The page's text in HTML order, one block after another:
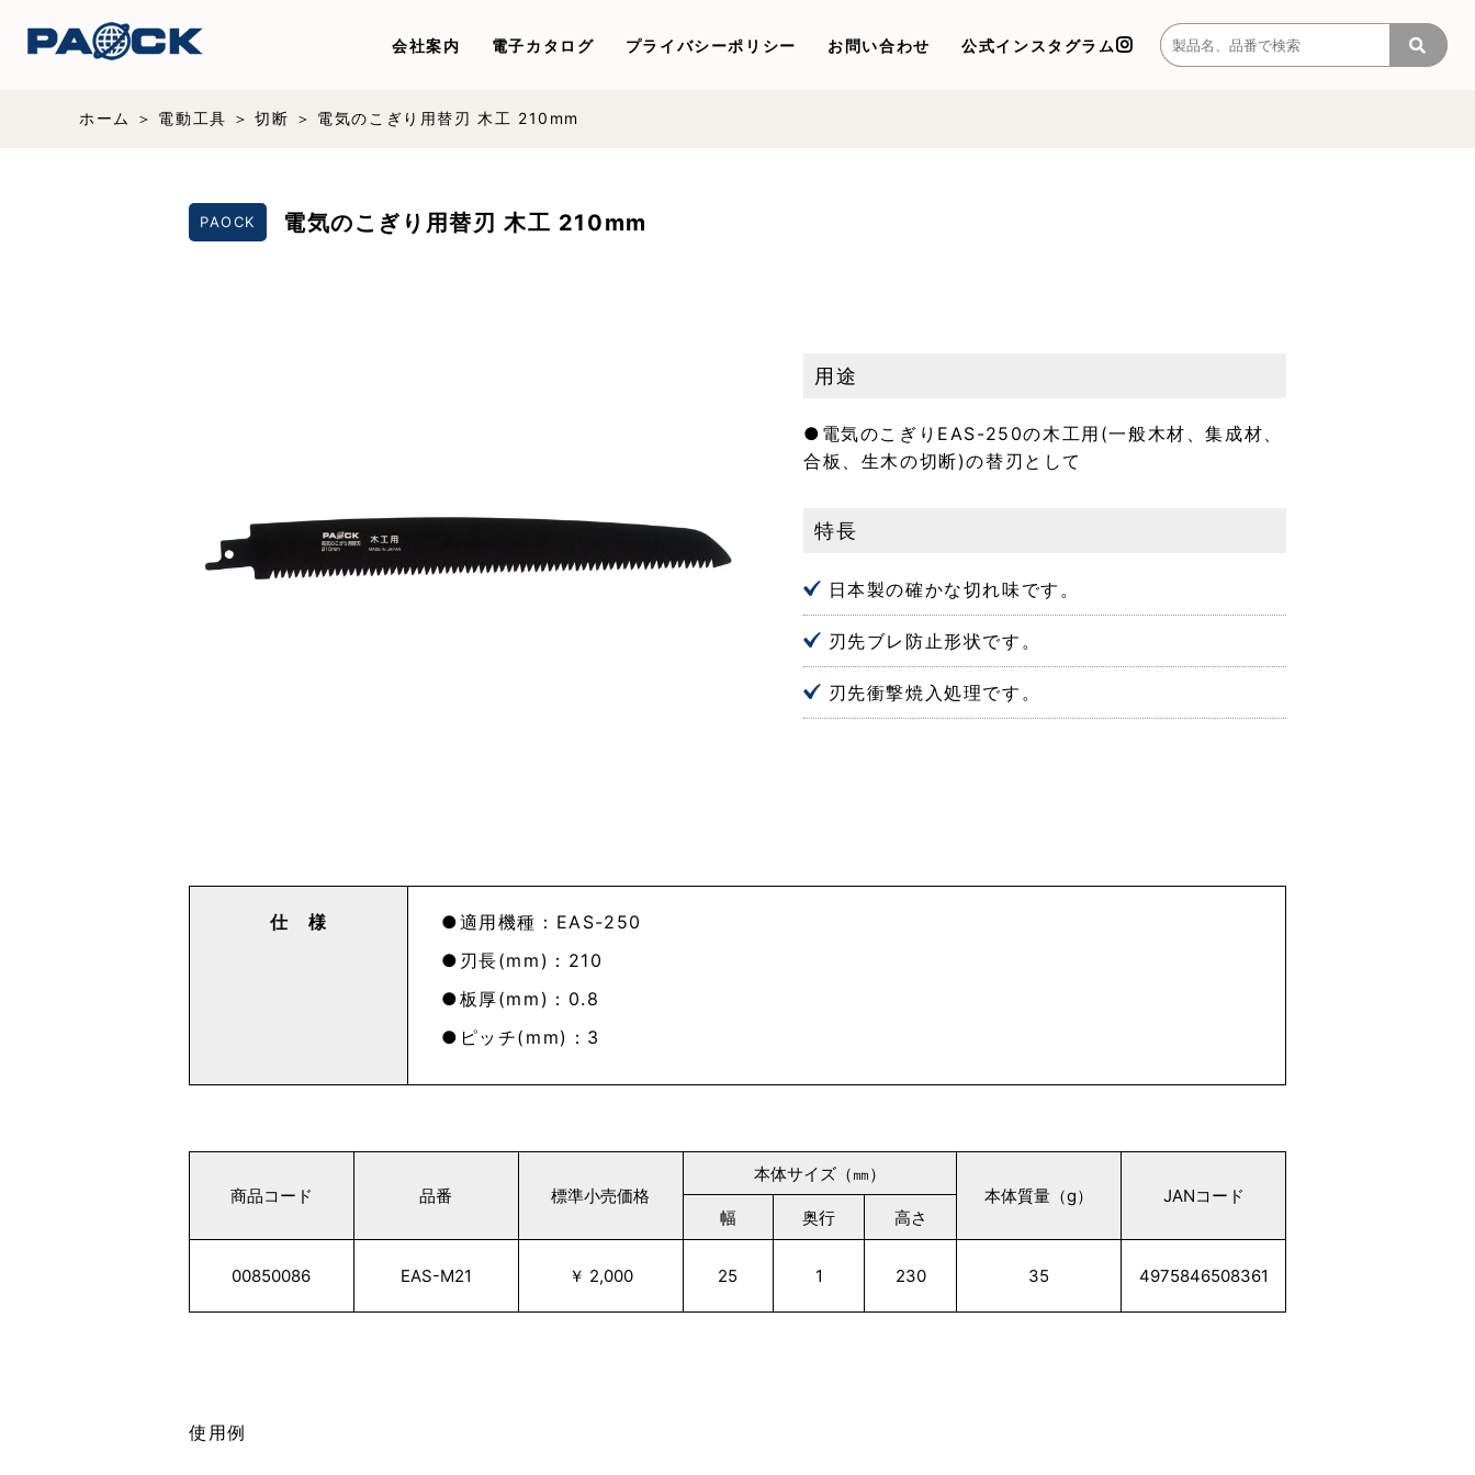
会社案内 電子カタログ プライバシーポリシー お問い合わせ 公式インスタグラム
ホーム 電動工具 切断 電気のこぎり用替刃 木工 210mm
PAOCK 電気のこぎり用替刃 木工 210mm
用途
●電気のこぎりEAS-250の木工用(一般木材、集成材、
合板、生木の切断)の替刃として
特長
日本製の確かな切れ味です。
刃先ブレ防止形状です。
刃先衝撃焼入処理です。
仕 様
適用機種：EAS-250
刃長(mm)：210
板厚(mm)：0.8
ピッチ(mm)：3
商品コード
00850086
品番
EAS-M21
標準小売価格
￥ 2,000
本体サイズ（㎜）
幅 奥行 高さ
25 1 230
本体質量（g）
35
JANコード
4975846508361
使用例